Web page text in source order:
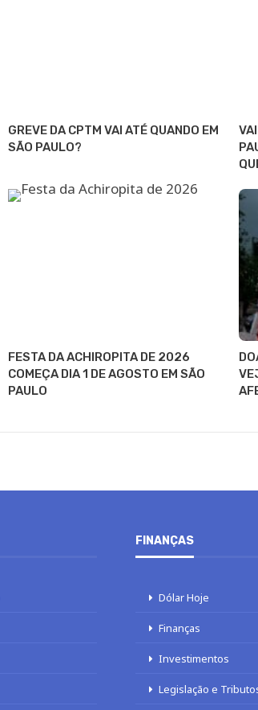
GREVE DA CPTM VAI ATÉ QUANDO EM
SÃO PAULO?
FESTA DA ACHIROPITA DE 2026
COMEÇA DIA 1 DE AGOSTO EM SÃO
PAULO
FINANÇAS
Dólar Hoje
Finanças
Investimentos
Legislação e